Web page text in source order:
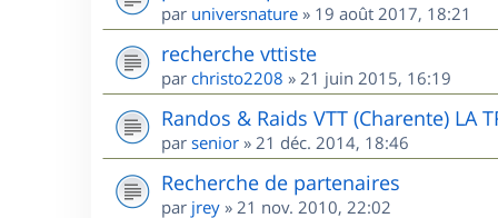
par universnature » 19 août 2017, 18:21
recherche vttiste
par christo2208 » 21 juin 2015, 16:19
Randos & Raids VTT (Charente) LA
par senior » 21 déc. 2014, 18:46
Recherche de partenaires
par jrey » 21 nov. 2010, 22:02